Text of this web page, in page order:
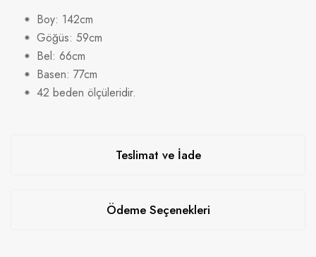
Boy: 142cm
Göğüs: 59cm
Bel: 66cm
Basen: 77cm
42 beden ölçüleridir.
Teslimat ve İade
Ödeme Seçenekleri